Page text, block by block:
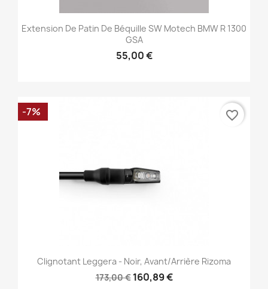
Extension De Patin De Béquille SW Motech BMW R 1300
GSA
55,00 €
Clignotant Leggera - Noir, Avant/Arrière Rizoma
173,00 € 160,89 €
-7% favorite_border